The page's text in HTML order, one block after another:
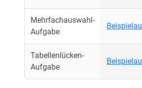
Mehrfachauswahl-
Aufgabe
Tabellenlücken-
Aufgabe